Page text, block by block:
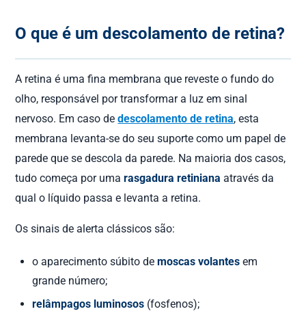
O que é um descolamento de retina?
A retina é uma fina membrana que reveste o fundo do
olho, responsável por transformar a luz em sinal
nervoso. Em caso dedescolamento de retina, esta
membrana levanta-se do seu suporte como um papel de
parede que se descola da parede. Na maioria dos casos,
tudo começa por umarasgadura retiniana através da
qual o líquido passa e levanta a retina.
Os sinais de alerta clássicos são:
o aparecimento súbito demoscas volantes em
grande número;
relâmpagos luminosos (fosfenos);